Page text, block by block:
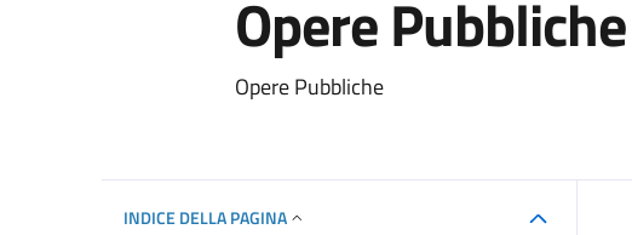
Opere Pubbliche
Opere Pubbliche
INDICE DELLA PAGINA